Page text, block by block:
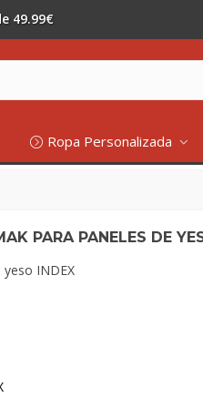
49.99€
Ropa Personalizada
PARA PANELES DE
INDEX